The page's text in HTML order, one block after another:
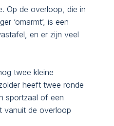
Op de overloop, die in
‘omarmt’, is een
en er zijn veel
twee kleine
heeft twee ronde
sportzaal of een
vanuit de overloop